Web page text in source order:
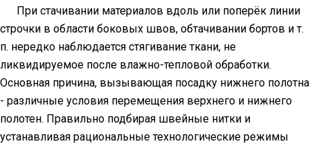
При стачивании материалов вдоль или поперёк линии
строчки в области боковых швов, обтачивании бортов и т.
п. нередко наблюдается стягивание ткани, не
ликвидируемое после влажно-тепловой обработки.
Основная причина, вызывающая посадку нижнего полотна
- различные условия перемещения верхнего и нижнего
полотен. Правильно подбирая швейные нитки и
устанавливая рациональные технологические режимы